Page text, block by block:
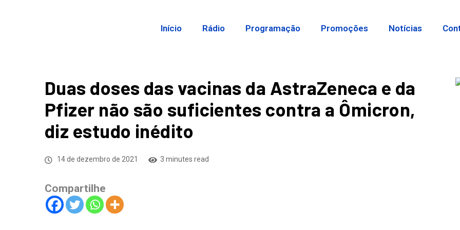
Início Rádio Programação Promoções Notícias
Duas doses das vacinas da AstraZeneca e da
Pfizer não são suficientes contra a Ômicron,
diz estudo inédito
14 de dezembro de 2021 3 minutes read
Compartilhe